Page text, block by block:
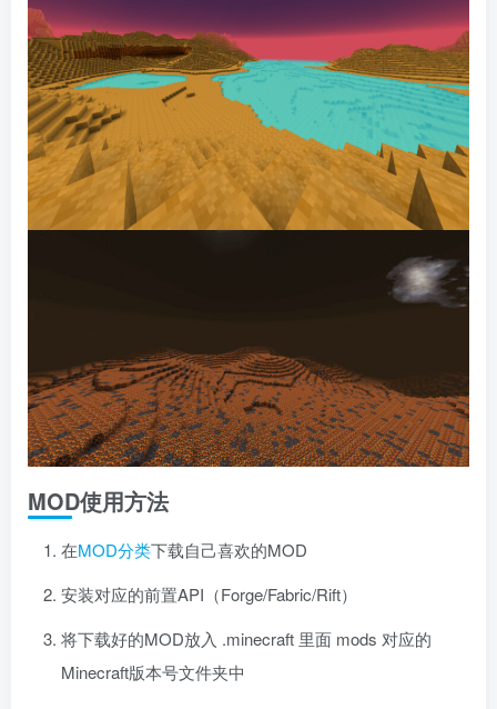
MOD使用方法
在MOD分类下载自己喜欢的MOD
安装对应的前置API（Forge/Fabric/Rift）
将下载好的MOD放入 .minecraft 里面 mods 对应的
Minecraft版本号文件夹中